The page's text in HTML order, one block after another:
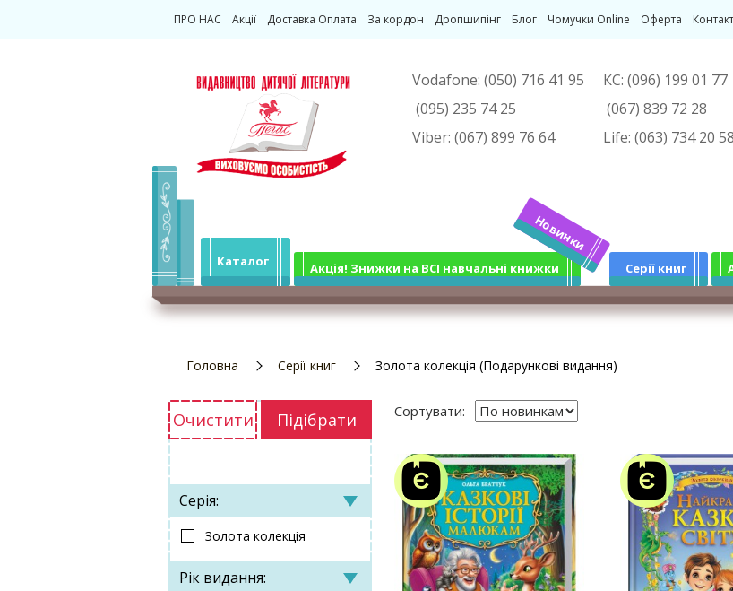
ПРО НАС Акції Доставка Оплата За кордон Дропшипінг Блог Чомучки Online Оферта
Vodafone: (050) 716 41 95
(095) 235 74 25
Viber: (067) 899 76 64
КС: (096) 199 01 77
(067) 839 72 28
Life: (063) 734 20 58
Каталог Акція! Знижки на ВСІ навчальні книжки
Новинки
Серії книг
Головна Серії книг Золота колекція (Подарункові видання)
Очистити Підібрати
Серія:
Золота колекція
Рік видання:
Сортувати: